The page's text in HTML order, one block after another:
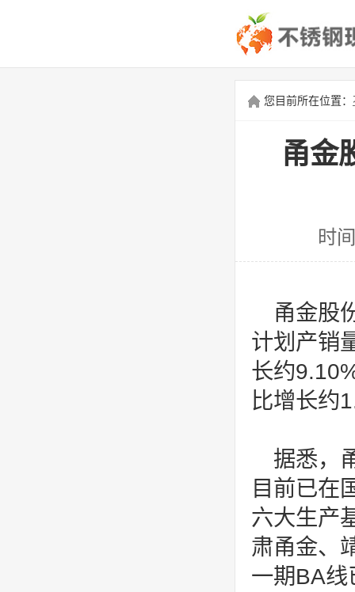
您目前所在位置：
甬金
时
甬金股
计划产销
长约
比增长约
据悉，
目前已在
六大生产
肃甬金、
一期BA线